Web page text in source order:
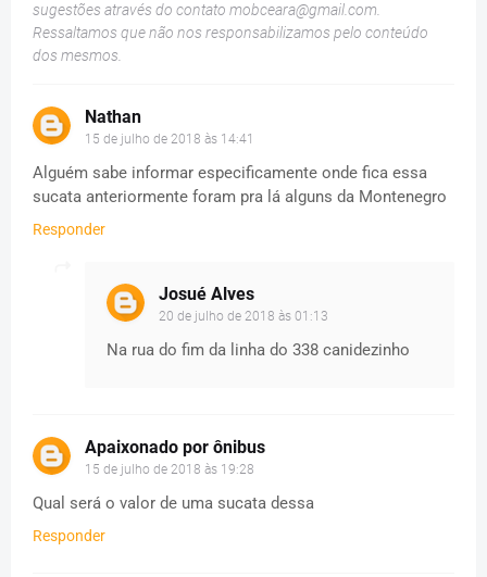
sugestões através do contato mobceara@gmail.com.
Ressaltamos que não nos responsabilizamos pelo conteúdo
dos mesmos.
Nathan
15 de julho de 2018 às 14:41
Alguém sabe informar especificamente onde fica essa
sucata anteriormente foram pra lá alguns da Montenegro
Responder
Josué Alves
20 de julho de 2018 às 01:13
Na rua do fim da linha do 338 canidezinho
Apaixonado por ônibus
15 de julho de 2018 às 19:28
Qual será o valor de uma sucata dessa
Responder